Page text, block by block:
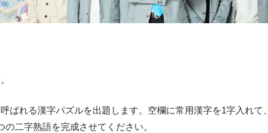
呼ばれる漢字パズルを出題します。空欄に常用漢字を1字入れて、
の二字熟語を完成させてください。